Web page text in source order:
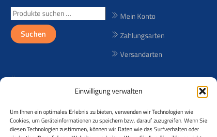
Einwilligung verwalten
Um Ihnen ein optimales Erlebnis zu bieten, verwenden wir Technologien wie
Cookies, um Geräteinformationen zu speichern bzw. darauf zuzugreifen. Wenn Sie
diesen Technologien zustimmen, können wir Daten wie das Surfverhalten oder
Suchen
nach:
Suchen
Mein Konto
Zahlungsarten
Versandarten
Über uns
(RF) und lizenzpflichtige (RM)
Reisebilder aus über 50